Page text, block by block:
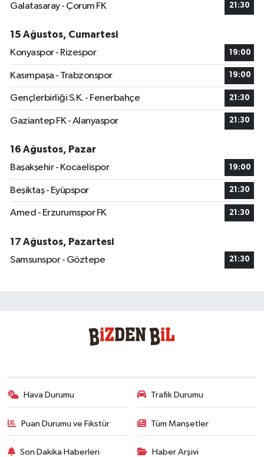
Galatasaray - Çorum FK
21:30
15 Ağustos, Cumartesi
Konyaspor - Rizespor
19:00
Kasımpaşa - Trabzonspor 19:00
Gençlerbirliği S.K. - Fenerbahçe 21:30
Gaziantep FK - Alanyaspor 21:30
16 Ağustos, Pazar
Başakşehir - Kocaelispor
19:00
Beşiktaş - Eyüpspor 21:30
Amed - Erzurumspor FK 21:30
17 Ağustos, Pazartesi
Samsunspor - Göztepe
21:30
Hava Durumu Trafik Durumu
Puan Durumu ve Fikstür Tüm Manşetler
Son Dakika Haberleri Haber Arşivi